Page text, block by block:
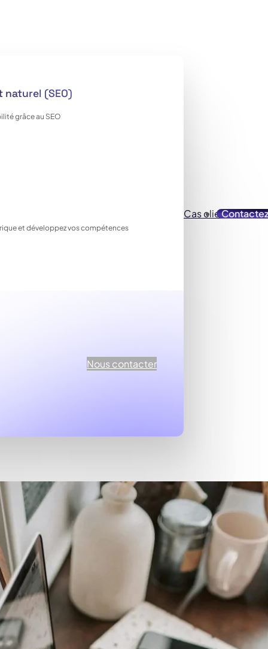
naturel (SEO)
grâce au SEO
et développez vos compétences
Nous contacter
Cas clients